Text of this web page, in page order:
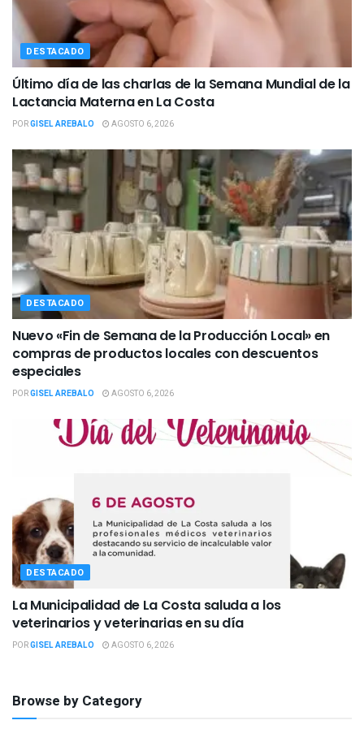
DESTACADO
Último día de las charlas de la Semana Mundial de la
Lactancia Materna en La Costa
PORGISEL AREBALO AGOSTO 6, 2026
DESTACADO
Nuevo «Fin de Semana de la Producción Local» en
compras de productos locales con descuentos
especiales
PORGISEL AREBALO AGOSTO 6, 2026
DESTACADO
La Municipalidad de La Costa saluda a los
veterinarios y veterinarias en su día
PORGISEL AREBALO AGOSTO 6, 2026
Browse by Category